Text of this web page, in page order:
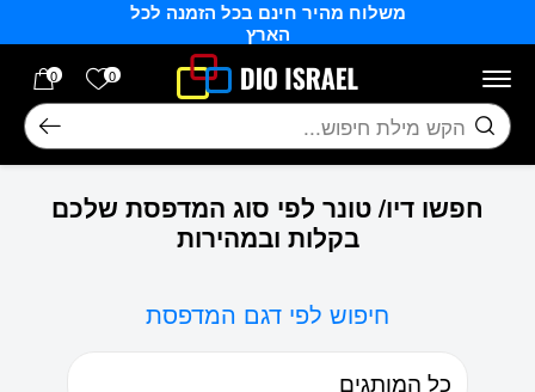
משלוח מהיר חינם בכל הזמנה לכל
הארץ
0 הרשימה
0
חיפוש
חפשו דיו/ טונר לפי סוג המדפסת שלכם
בקלות ובמהירות
חיפוש לפי דגם המדפסת